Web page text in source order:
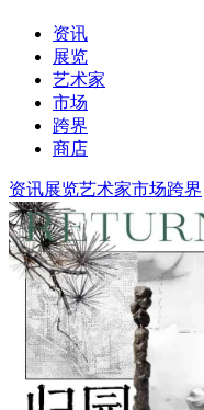
资讯
展览
艺术家
市场
跨界
商店
资讯展览艺术家市场跨界